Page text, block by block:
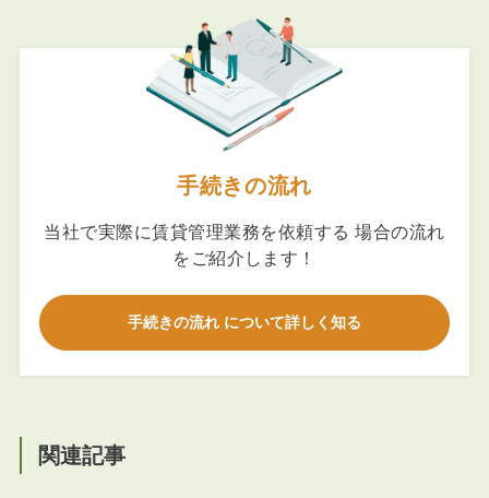
手続きの流れ
当社で実際に賃貸管理業務を依頼する 場合の流れ
をご紹介します！
手続きの流れ について詳しく知る
関連記事